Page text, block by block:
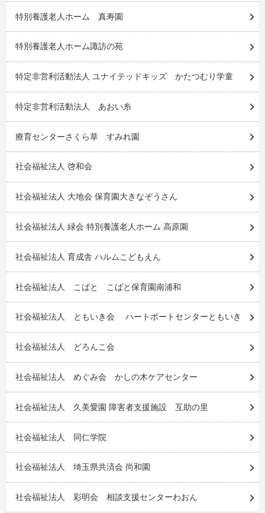
特別養護老人ホーム 真寿園
特別養護老人ホーム諏訪の苑
特定非営利活動法人 ユナイテッドキッズ かたつむり学童
特定非営利活動法人 あおい糸
療育センターさくら草 すみれ園
社会福祉法人 啓和会
社会福祉法人 大地会 保育園大きなぞうさん
社会福祉法人 緑会 特別養護老人ホーム 高原園
社会福祉法人 育成舎 ハルムこどもえん
社会福祉法人 こばと こばと保育園南浦和
社会福祉法人 ともいき会 ハートポートセンターともいき
社会福祉法人 どろんこ会
社会福祉法人 めぐみ会 かしの木ケアセンター
社会福祉法人 久美愛園 障害者支援施設 互助の里
社会福祉法人 同仁学院
社会福祉法人 埼玉県共済会 尚和園
社会福祉法人 彩明会 相談支援センターわおん